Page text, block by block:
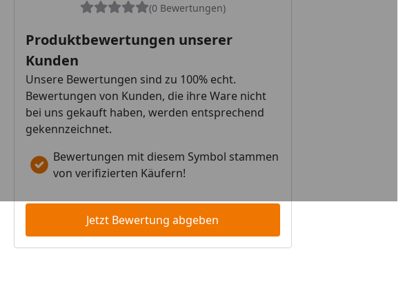
(0 Bewertungen)
Produktbewertungen unserer
Kunden
Unsere Bewertungen sind zu 100% echt.
Bewertungen von Kunden, die ihre Ware nicht
bei uns gekauft haben, werden entsprechend
gekennzeichnet.
Bewertungen mit diesem Symbol stammen
von verifizierten Käufern!
Jetzt Bewertung abgeben